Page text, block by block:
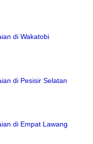
di Wakatobi
di Pesisir Selatan
di Empat Lawang